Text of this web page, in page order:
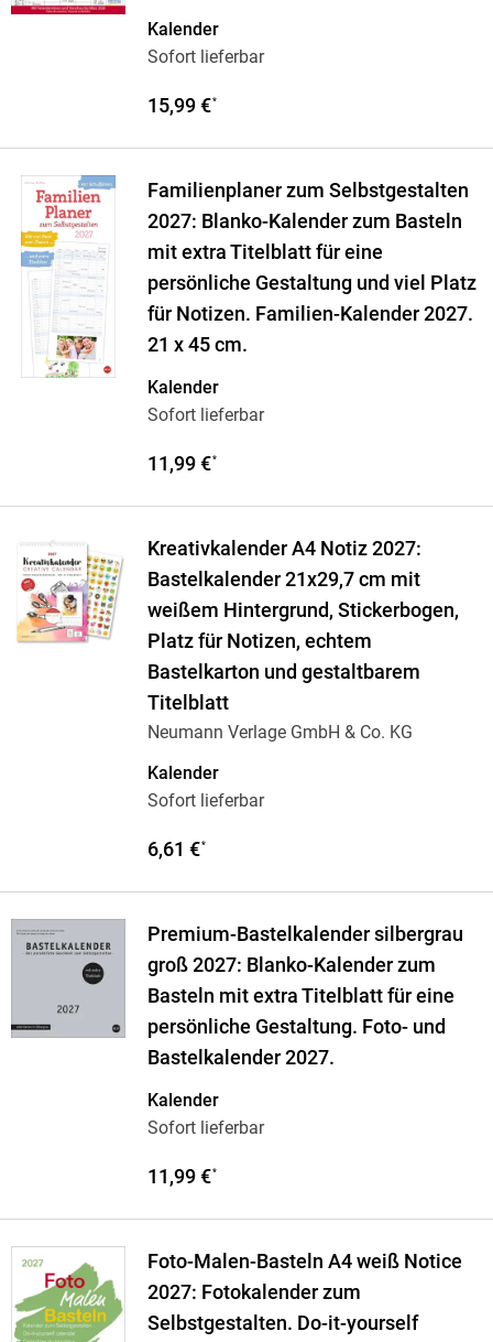
Kalender
Sofort lieferbar
15,99 €*
Familienplaner zum Selbstgestalten
2027: Blanko-Kalender zum Basteln
mit extra Titelblatt für eine
persönliche Gestaltung und viel Platz
für Notizen. Familien-Kalender 2027.
21 x 45 cm.
Kalender
Sofort lieferbar
11,99 €*
Kreativkalender A4 Notiz 2027:
Bastelkalender 21x29,7 cm mit
weißem Hintergrund, Stickerbogen,
Platz für Notizen, echtem
Bastelkarton und gestaltbarem
Titelblatt
Neumann Verlage GmbH & Co. KG
Kalender
Sofort lieferbar
6,61 €*
Premium-Bastelkalender silbergrau
groß 2027: Blanko-Kalender zum
Basteln mit extra Titelblatt für eine
persönliche Gestaltung. Foto- und
Bastelkalender 2027.
Kalender
Sofort lieferbar
11,99 €*
Foto-Malen-Basteln A4 weiß Notice
2027: Fotokalender zum
Selbstgestalten. Do-it-yourself